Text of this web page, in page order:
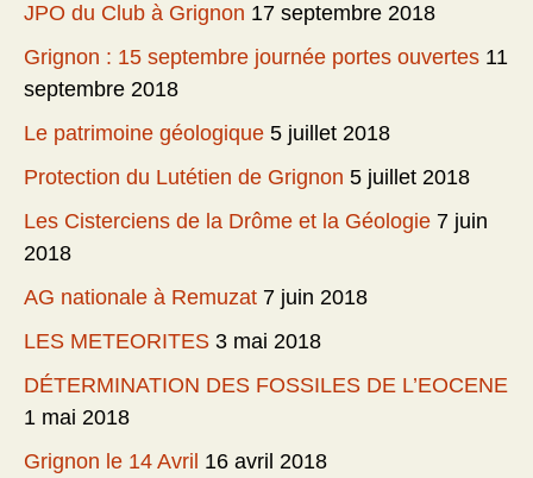
JPO du Club à Grignon 17 septembre 2018
Grignon : 15 septembre journée portes ouvertes 11
septembre 2018
Le patrimoine géologique 5 juillet 2018
Protection du Lutétien de Grignon 5 juillet 2018
Les Cisterciens de la Drôme et la Géologie 7 juin
2018
AG nationale à Remuzat 7 juin 2018
LES METEORITES 3 mai 2018
DÉTERMINATION DES FOSSILES DE L’EOCENE
1 mai 2018
Grignon le 14 Avril 16 avril 2018